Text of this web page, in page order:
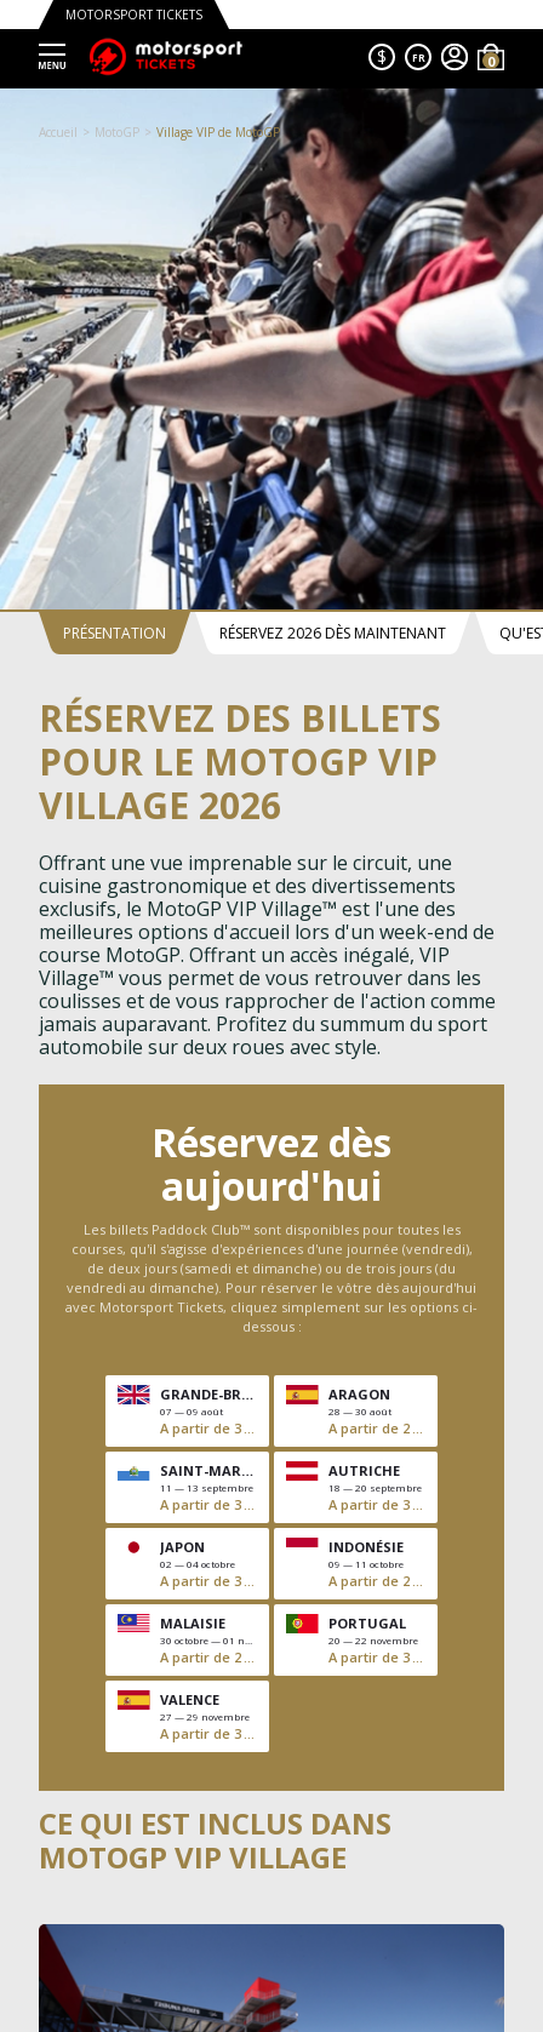
MOTORSPORT TICKETS
$ FR
Trustpilot
Accueil MotoGP Village VIP de MotoGP
PRÉSENTATION RÉSERVEZ 2026 DÈS MAINTENANT
RÉSERVEZ DES BILLETS
POUR LE MOTOGP VIP
VILLAGE 2026
Offrant une vue imprenable sur le circuit, une
cuisine gastronomique et des divertissements
exclusifs, le MotoGP VIP Village™ est l'une des
meilleures options d'accueil lors d'un week-end de
course MotoGP. Offrant un accès inégalé, VIP
Village™ vous permet de vous retrouver dans les
coulisses et de vous rapprocher de l'action comme
jamais auparavant. Profitez du summum du sport
automobile sur deux roues avec style.
Réservez dès
aujourd'hui
Les billets Paddock Club™ sont disponibles pour toutes les
courses, qu'il s'agisse d'expériences d'une journée (vendredi),
de deux jours (samedi et dimanche) ou de trois jours (du
vendredi au dimanche). Pour réserver le vôtre dès aujourd'hui
avec Motorsport Tickets, cliquez simplement sur les options ci-
dessous :
GRANDE-BRETAGNE
07 — 09 août
A partir de 3 106 $US
ARAGON
28 — 30 août
A partir de 2 837 $US
EmptySAINT-MARIN
11 — 13 septembre
A partir de 3 589 $US
AUTRICHE
18 — 20 septembre
A partir de 3 106 $US
EmptyJAPON
02 — 04 octobre
A partir de 3 307 $US
INDONÉSIE
09 — 11 octobre
A partir de 2 588 $US
EmptyMALAISIE
30 octobre — 01 novembre
A partir de 2 822 $US
PORTUGAL
20 — 22 novembre
A partir de 3 183 $US
EmptyVALENCE
27 — 29 novembre
A partir de 3 417 $US
CE QUI EST INCLUS DANS
MOTOGP VIP VILLAGE